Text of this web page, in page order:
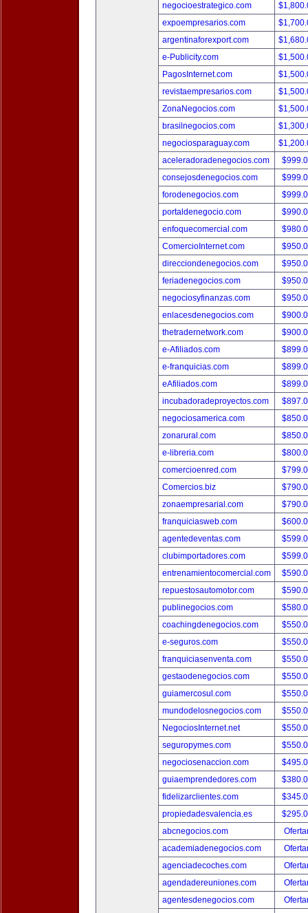
negocioestrategico.com
expoempresarios.com
argentinaforexport.com
e-Publicity.com
PagosInternet.com
revistaempresarios.com
ZonaNegocios.com
brasilnegocios.com
negociosparaguay.com
aceleradoradenegocios.com
consejosdenegocios.com
forodenegocios.com
portaldenegocio.com
enfoquecomercial.com
ComercioInternet.com
direcciondenegocios.com
feriadenegocios.com
negociosyfinanzas.com
enlacesdenegocios.com
thetradernetwork.com
e-Afiliados.com
e-franquicias.com
eAfiliados.com
incubadoradeproyectos.com
negociosamerica.com
zonarural.com
e-libreria.com
comercioenred.com
Comercios.biz
zonaempresarial.com
franquiciasweb.com
agentedeventas.com
clubimportadores.com
entrenamientocomercial.com
repuestosautomotor.com
publinegocios.com
coachingdenegocios.com
e-seguros.com
franquiciasenventa.com
gestaodenegocios.com
guiamercosul.com
mundodelosnegocios.com
NegociosInternet.net
seguropymes.com
negociosenaccion.com
guiaemprendedores.com
fidelizarclientes.com
propiedadesvalencia.es
abcnegocios.com
academiadenegocios.com
agenciadecoches.com
agendadereuniones.com
agentesdenegocios.com